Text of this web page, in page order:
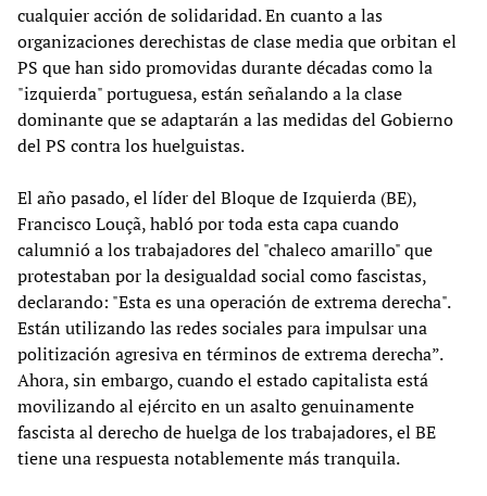
cualquier acción de solidaridad. En cuanto a las
organizaciones derechistas de clase media que orbitan el
PS que han sido promovidas durante décadas como la
"izquierda" portuguesa, están señalando a la clase
dominante que se adaptarán a las medidas del Gobierno
del PS contra los huelguistas.
El año pasado, el líder del Bloque de Izquierda (BE),
Francisco Louçã, habló por toda esta capa cuando
calumnió a los trabajadores del "chaleco amarillo" que
protestaban por la desigualdad social como fascistas,
declarando: "Esta es una operación de extrema derecha".
Están utilizando las redes sociales para impulsar una
politización agresiva en términos de extrema derecha”.
Ahora, sin embargo, cuando el estado capitalista está
movilizando al ejército en un asalto genuinamente
fascista al derecho de huelga de los trabajadores, el BE
tiene una respuesta notablemente más tranquila.